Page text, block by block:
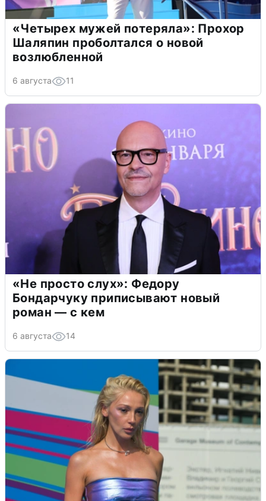
«Четырех мужей потеряла»: Прохор
Шаляпин проболтался о новой
возлюбленной
6 августа 11
«Не просто слух»: Федору
Бондарчуку приписывают новый
роман — с кем
6 августа 14